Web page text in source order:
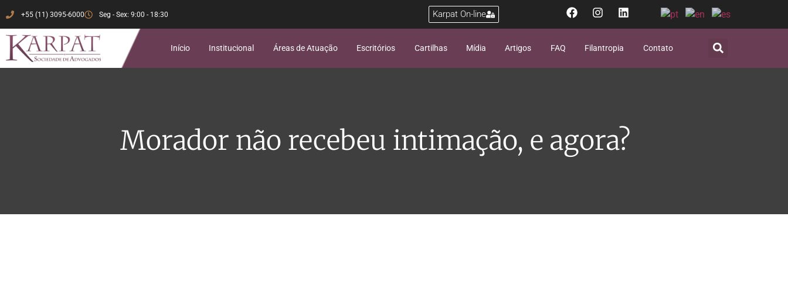
+55 (11) 3095-6000 Seg - Sex: 9:00 - 18:30 Karpat On-line
Início Institucional Áreas de Atuação Escritórios Cartilhas Mídia Artigos FAQ Filantropia Contato
Morador não recebeu intimação, e agora?